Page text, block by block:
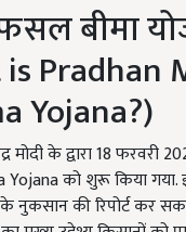
फसल बीमा
Pradhan
Yojana?)
मोदी के द्वारा 18 फरवरी
Yojana को शुरू किया
की रिपोर्ट कर